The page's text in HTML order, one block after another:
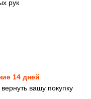
рук
14 дней
вашу покупку